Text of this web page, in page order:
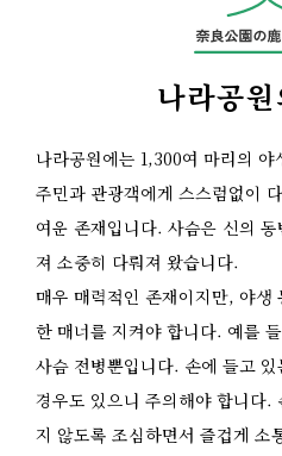
나라공
나라공원에는 1,300여 마리의
주민과 관광객에게 스스럼없이
여운 존재입니다. 사슴은 신의
져 소중히 다뤄져 왔습니다.
매우 매력적인 존재이지만, 야생
한 매너를 지켜야 합니다. 예를
사슴 전병뿐입니다. 손에 들고
경우도 있으니 주의해야 합니다.
지 않도록 조심하면서 즐겁게 소